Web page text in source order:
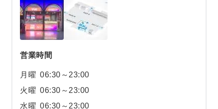
営業時間
月曜 06:30～23:00
火曜 06:30～23:00
水曜 06:30～23:00